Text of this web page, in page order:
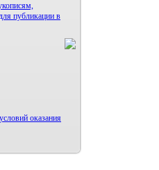
публикации в
оказания